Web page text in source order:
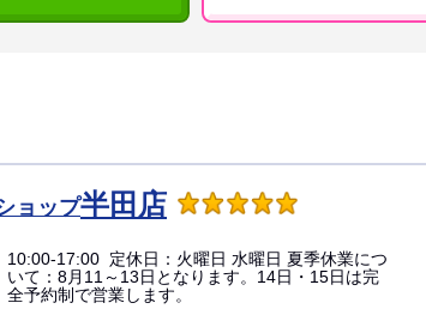
ョップ半田店
10:00-17:00 定休日：火曜日 水曜日 夏季休業につ
いて：8月11～13日となります。14日・15日は完
全予約制で営業します。